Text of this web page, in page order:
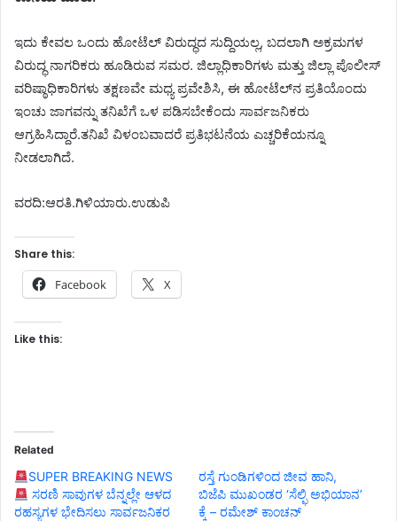
ಇದು ಕೇವಲ ಒಂದು ಹೋಟೆಲ್ ವಿರುದ್ಧದ ಸುದ್ದಿಯಲ್ಲ, ಬದಲಾಗಿ ಅಕ್ರಮಗಳ
ವಿರುದ್ಧ ನಾಗರಿಕರು ಹೂಡಿರುವ ಸಮರ. ಜಿಲ್ಲಾಧಿಕಾರಿಗಳು ಮತ್ತು ಜಿಲ್ಲಾ ಪೊಲೀಸ್
ವರಿಷ್ಠಾಧಿಕಾರಿಗಳು ತಕ್ಷಣವೇ ಮಧ್ಯ ಪ್ರವೇಶಿಸಿ, ಈ ಹೋಟೆಲ್‌ನ ಪ್ರತಿಯೊಂದು
ಇಂಚು ಜಾಗವನ್ನು ತನಿಖೆಗೆ ಒಳ ಪಡಿಸಬೇಕೆಂದು ಸಾರ್ವಜನಿಕರು
ಆಗ್ರಹಿಸಿದ್ದಾರೆ.ತನಿಖೆ ವಿಳಂಬವಾದರೆ ಪ್ರತಿಭಟನೆಯ ಎಚ್ಚರಿಕೆಯನ್ನೂ
ನೀಡಲಾಗಿದೆ.
ವರದಿ:ಆರತಿ.ಗಿಳಿಯಾರು.ಉಡುಪಿ ‌
Share this:
Facebook X
Like this:
Related
SUPER BREAKING NEWS
ಸರಣಿ ಸಾವುಗಳ ಬೆನ್ನಲ್ಲೇ ಆಳದ
ರಹಸ್ಯಗಳ ಭೇದಿಸಲು ಸಾರ್ವಜನಿಕರ
ರಸ್ತೆ ಗುಂಡಿಗಳಿಂದ ಜೀವ ಹಾನಿ,
ಬಿಜೆಪಿ ಮುಖಂಡರ ‘ಸೆಲ್ಫಿ ಅಭಿಯಾನ’
ಕ್ಕೆ – ರಮೇಶ್ ಕಾಂಚನ್